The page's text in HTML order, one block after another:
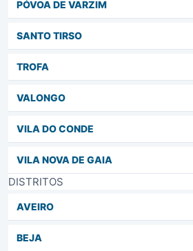
PÓVOA DE VARZIM
SANTO TIRSO
TROFA
VALONGO
VILA DO CONDE
VILA NOVA DE GAIA
DISTRITOS
AVEIRO
BEJA